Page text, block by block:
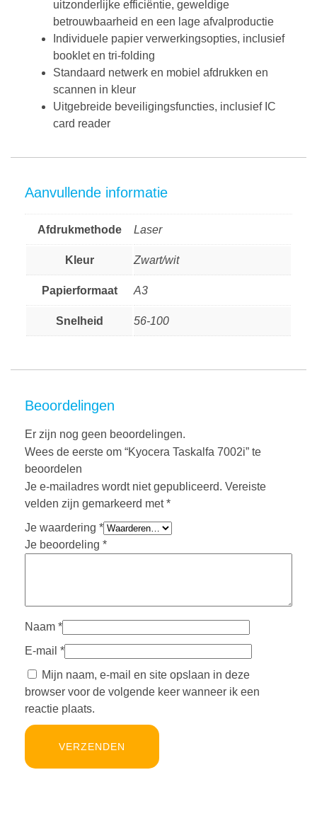
uitzonderlijke efficiëntie, geweldige
betrouwbaarheid en een lage afvalproductie
Individuele papier verwerkingsopties, inclusief
booklet en tri-folding
Standaard netwerk en mobiel afdrukken en
scannen in kleur
Uitgebreide beveiligingsfuncties, inclusief IC
card reader
Aanvullende informatie
Afdrukmethode Laser
Kleur Zwart/wit
Papierformaat A3
Snelheid 56-100
Beoordelingen
Er zijn nog geen beoordelingen.
Wees de eerste om “Kyocera Taskalfa 7002i” te
beoordelen
Je e-mailadres wordt niet gepubliceerd. Vereiste
velden zijn gemarkeerd met*
Je waardering *
Je beoordeling *
Naam *
E-mail *
Mijn naam, e-mail en site opslaan in deze
browser voor de volgende keer wanneer ik een
reactie plaats.